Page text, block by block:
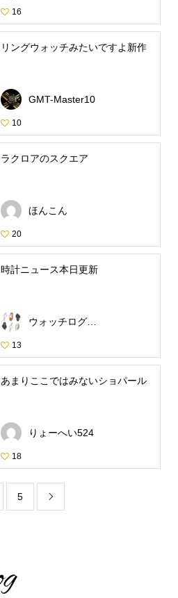
16
リングウォッチみたいですよ新作
GMT-Master10
10
ラクロアのスクエア
ほんこん
20
時計ニュース本日更新
ウォッチログ・スタッフ
13
あまりここではみないショパール
りょーへい524
18
5 